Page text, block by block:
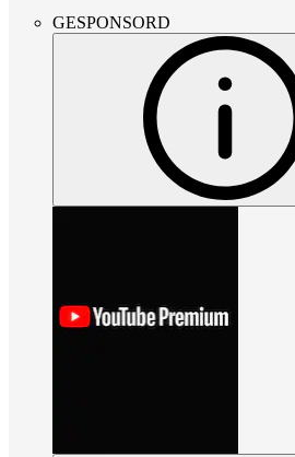
GESPONSORD